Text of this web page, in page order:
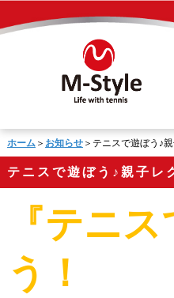
ホーム＞ お知らせ＞テニスで遊ぼう♪
テニスで遊ぼう♪親子レ
『テニス
う！